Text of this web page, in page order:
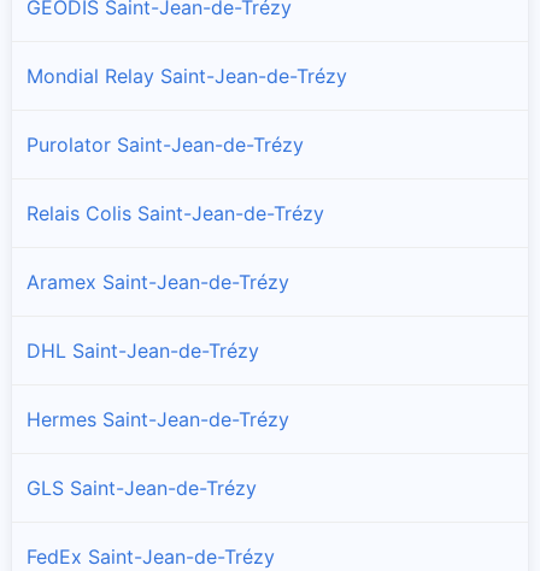
GEODIS Saint-Jean-de-Trézy
Mondial Relay Saint-Jean-de-Trézy
Purolator Saint-Jean-de-Trézy
Relais Colis Saint-Jean-de-Trézy
Aramex Saint-Jean-de-Trézy
DHL Saint-Jean-de-Trézy
Hermes Saint-Jean-de-Trézy
GLS Saint-Jean-de-Trézy
FedEx Saint-Jean-de-Trézy